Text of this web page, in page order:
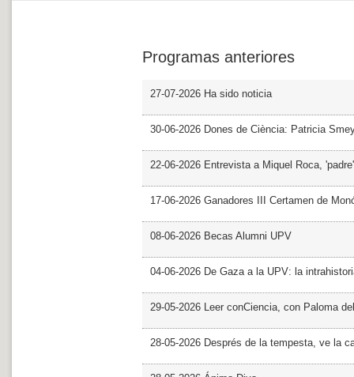
Programas anteriores
27-07-2026 Ha sido noticia
30-06-2026 Dones de Ciència: Patricia
22-06-2026 Entrevista a Miquel Roca,
17-06-2026 Ganadores III Certamen de
08-06-2026 Becas Alumni UPV
04-06-2026 De Gaza a la UPV: la
29-05-2026 Leer conCiencia, con Paloma
28-05-2026 Després de la tempesta, ve la